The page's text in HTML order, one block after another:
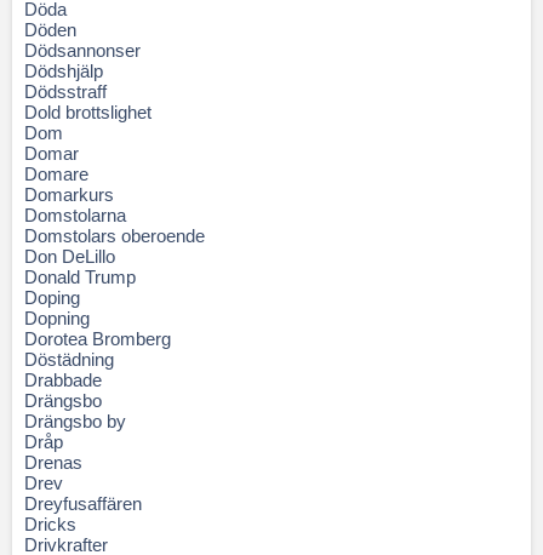
Döda
Döden
Dödsannonser
Dödshjälp
Dödsstraff
Dold brottslighet
Dom
Domar
Domare
Domarkurs
Domstolarna
Domstolars oberoende
Don DeLillo
Donald Trump
Doping
Dopning
Dorotea Bromberg
Döstädning
Drabbade
Drängsbo
Drängsbo by
Dråp
Drenas
Drev
Dreyfusaffären
Dricks
Drivkrafter